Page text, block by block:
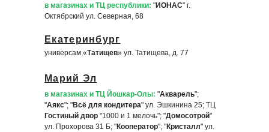
Марий Эл
в магазинах и ТЦ Йошкар-Олы: "Акварель";
"Аякс"; "Всё для кондитера" ул. Эшкинина 25; ТЦ
Гостиный двор "1000 и 1 мелочь"; "Домосотрой"
ул. Прохорова 31 Б; "Кооператор"; "Кристалл" ул.
Екатеринбург
универсам «Татищев» ул. Татищева, д. 77
в магазинах и ТЦ республики: "ИОНАС" г.
Октябрский ул. Северная, 68